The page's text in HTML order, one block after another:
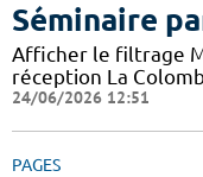
Séminaire
Afficher le filtrage
réception La
24/06/2026 12:51
PAGES